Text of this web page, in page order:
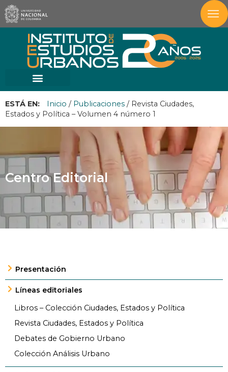
ESTÁ EN: Inicio / Publicaciones / Revista Ciudades,
Estados y Política – Volumen 4 número 1
Centro Editorial
Presentación
Líneas editoriales
Libros – Colección Ciudades, Estados y Política
Revista Ciudades, Estados y Política
Debates de Gobierno Urbano
Colección Análisis Urbano